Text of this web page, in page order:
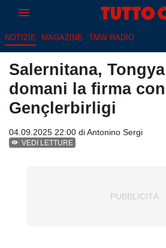
NOTIZIE MAGAZINE TMW RADIO
Salernitana,
domani la firma
Gençlerbirligi
04.09.2025 22:00 diAntonino Sergi
VEDI LETTURE